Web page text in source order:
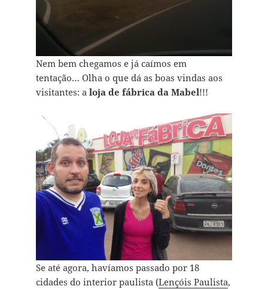
Nem bem chegamos e já caímos em
tentação… Olha o que dá as boas vindas aos
visitantes: a loja de fábrica da Mabel!!!
Se até agora, havíamos passado por 18
cidades do interior paulista (Lençóis Paulista,